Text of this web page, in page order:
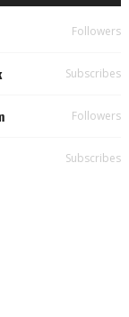
Followers
Subscribes
Followers
Subscribes